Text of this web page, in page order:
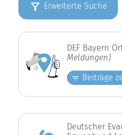
Erweiterte Suche
DEF Bayern
Meldungen)
Beiträge
Deutscher